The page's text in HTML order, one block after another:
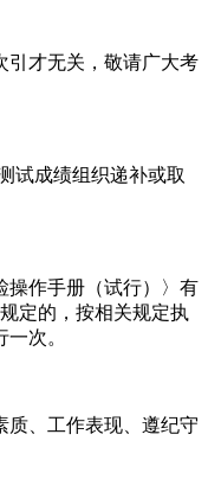
才无关，敬请广大考
试成绩组织递补或取
作手册（试行）〉有
定的，按相关规定执
次。
、工作表现、遵纪守